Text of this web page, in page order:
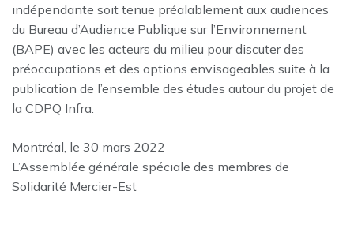
indépendante soit tenue préalablement aux audiences
du Bureau d’Audience Publique sur l’Environnement
(BAPE) avec les acteurs du milieu pour discuter des
préoccupations et des options envisageables suite à la
publication de l’ensemble des études autour du projet de
la CDPQ Infra.
Montréal, le 30 mars 2022
L’Assemblée générale spéciale des membres de
Solidarité Mercier-Est